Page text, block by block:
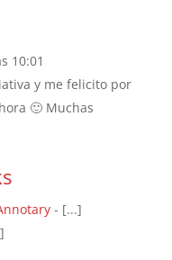
10:01
y me felicito por
🙂 Muchas
- [...]